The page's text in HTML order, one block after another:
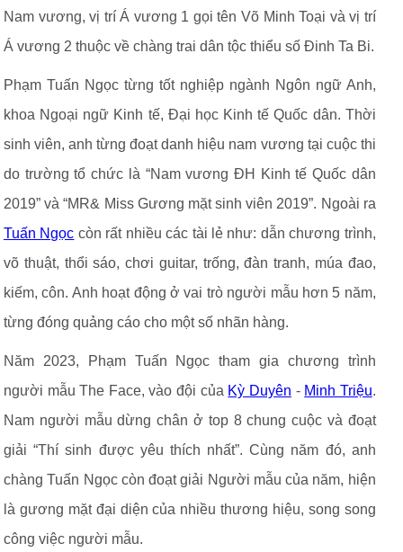
Nam vương, vị trí Á vương 1 gọi tên Võ Minh Toại và vị trí
Á vương 2 thuộc về chàng trai dân tộc thiểu số Đinh Ta Bi.
Phạm Tuấn Ngọc từng tốt nghiệp ngành Ngôn ngữ Anh,
khoa Ngoại ngữ Kinh tế, Đại học Kinh tế Quốc dân. Thời
sinh viên, anh từng đoạt danh hiệu nam vương tại cuộc thi
do trường tổ chức là “Nam vương ĐH Kinh tế Quốc dân
2019” và “MR& Miss Gương mặt sinh viên 2019”. Ngoài ra
Tuấn Ngọc còn rất nhiều các tài lẻ như: dẫn chương trình,
võ thuật, thổi sáo, chơi guitar, trống, đàn tranh, múa đao,
kiếm, côn. Anh hoạt động ở vai trò người mẫu hơn 5 năm,
từng đóng quảng cáo cho một số nhãn hàng.
Năm 2023, Phạm Tuấn Ngọc tham gia chương trình
người mẫu The Face, vào đội của Kỳ Duyên - Minh Triệu.
Nam người mẫu dừng chân ở top 8 chung cuộc và đoạt
giải “Thí sinh được yêu thích nhất”. Cùng năm đó, anh
chàng Tuấn Ngọc còn đoạt giải Người mẫu của năm, hiện
là gương mặt đại diện của nhiều thương hiệu, song song
công việc người mẫu.